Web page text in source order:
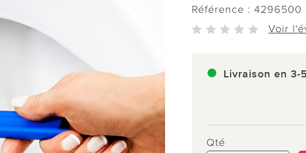
Référence : 4296500
Voir
Livraison en 3-
Qté